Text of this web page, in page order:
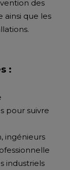
des
ainsi que les
:
pour suivre
ingénieurs
industriels